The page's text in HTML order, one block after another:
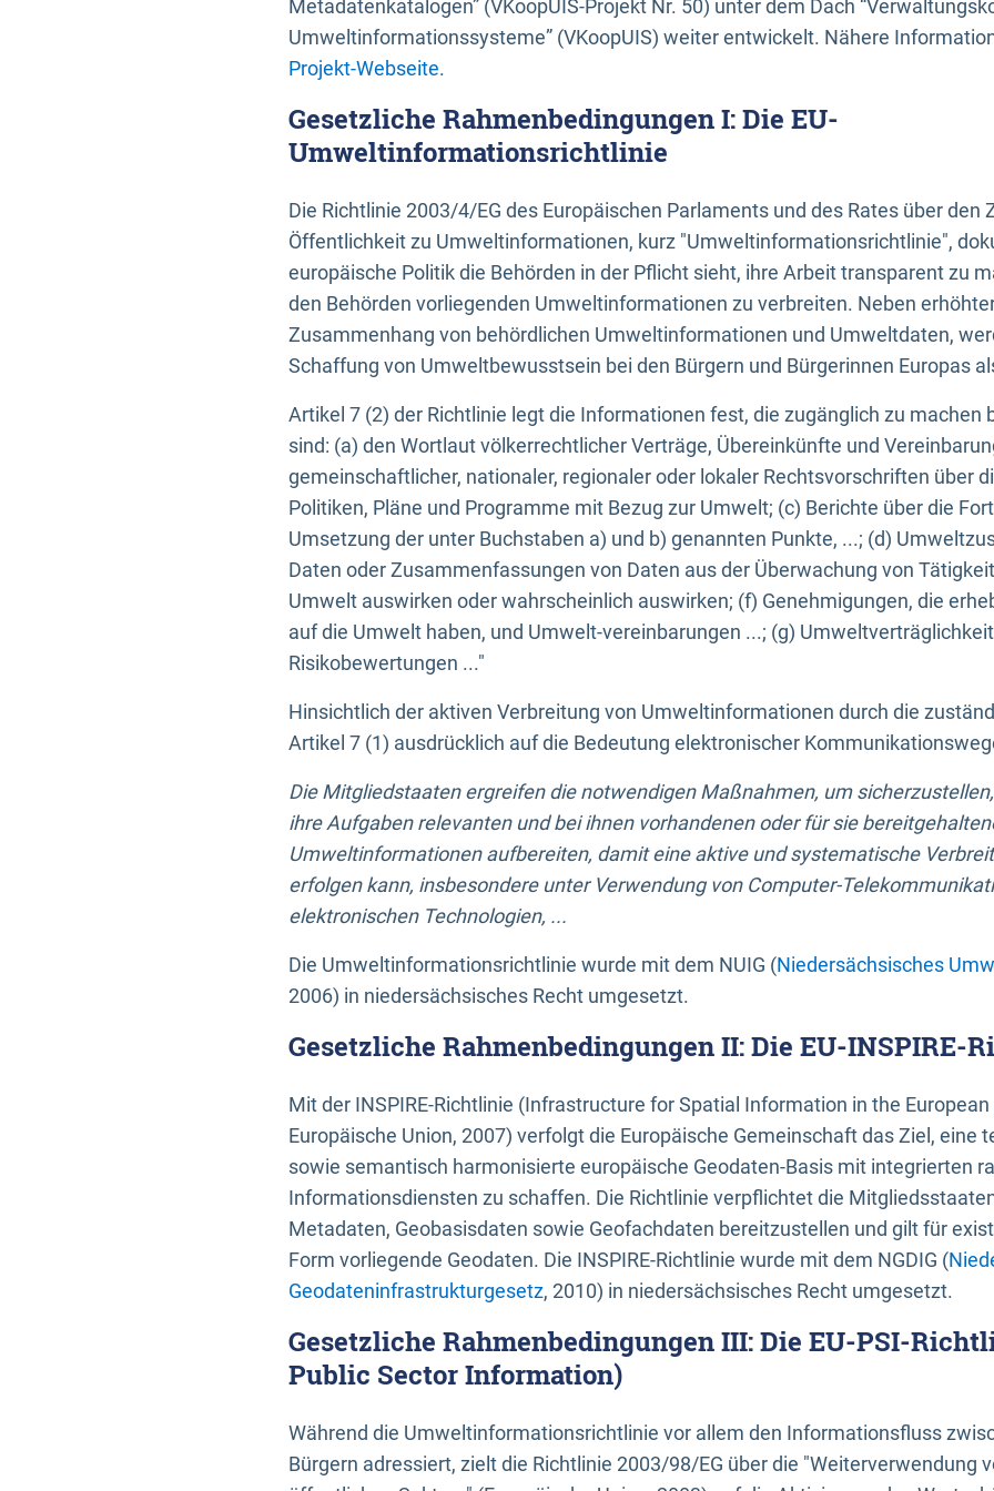
Metadatenkatalogen” (VKoopUIS-Projekt Nr. 50) unter dem Dach
Umweltinformationssysteme” (VKoopUIS) weiter entwickelt. Nähere
Projekt-Webseite.
Gesetzliche Rahmenbedingungen I: Die EU-
Umweltinformationsrichtlinie
Die Richtlinie 2003/4/EG des Europäischen Parlaments und des Rates über den
Öffentlichkeit zu Umweltinformationen, kurz "Umweltinformationsrichtlinie",
europäische Politik die Behörden in der Pflicht sieht, ihre Arbeit transparent zu
den Behörden vorliegenden Umweltinformationen zu verbreiten. Neben
Zusammenhang von behördlichen Umweltinformationen und Umweltdaten,
Schaffung von Umweltbewusstsein bei den Bürgern und Bürgerinnen Europas
Artikel 7 (2) der Richtlinie legt die Informationen fest, die zugänglich zu machen
sind: (a) den Wortlaut völkerrechtlicher Verträge, Übereinkünfte und
gemeinschaftlicher, nationaler, regionaler oder lokaler Rechtsvorschriften über
Politiken, Pläne und Programme mit Bezug zur Umwelt; (c) Berichte über die
Umsetzung der unter Buchstaben a) und b) genannten Punkte, ...; (d)
Daten oder Zusammenfassungen von Daten aus der Überwachung von
Umwelt auswirken oder wahrscheinlich auswirken; (f) Genehmigungen, die
auf die Umwelt haben, und Umwelt-vereinbarungen ...; (g)
Risikobewertungen ..."
Hinsichtlich der aktiven Verbreitung von Umweltinformationen durch die
Artikel 7 (1) ausdrücklich auf die Bedeutung elektronischer
Die Mitgliedstaaten ergreifen die notwendigen Maßnahmen, um
ihre Aufgaben relevanten und bei ihnen vorhandenen oder für sie
Umweltinformationen aufbereiten, damit eine aktive und systematische
erfolgen kann, insbesondere unter Verwendung von Computer-
elektronischen Technologien, ...
Die Umweltinformationsrichtlinie wurde mit dem NUIG (Niedersächsisches
2006) in niedersächsisches Recht umgesetzt.
Gesetzliche Rahmenbedingungen II: Die EU-INSPIRE-
Mit der INSPIRE-Richtlinie (Infrastructure for Spatial Information in the
Europäische Union, 2007) verfolgt die Europäische Gemeinschaft das Ziel, eine
sowie semantisch harmonisierte europäische Geodaten-Basis mit integrierten
Informationsdiensten zu schaffen. Die Richtlinie verpflichtet die
Metadaten, Geobasisdaten sowie Geofachdaten bereitzustellen und gilt für
Form vorliegende Geodaten. Die INSPIRE-Richtlinie wurde mit dem NGDIG (
Geodateninfrastrukturgesetz, 2010) in niedersächsisches Recht umgesetzt.
Gesetzliche Rahmenbedingungen III: Die EU-PSI-
Public Sector Information)
Während die Umweltinformationsrichtlinie vor allem den Informationsfluss
Bürgern adressiert, zielt die Richtlinie 2003/98/EG über die "Weiterverwendung